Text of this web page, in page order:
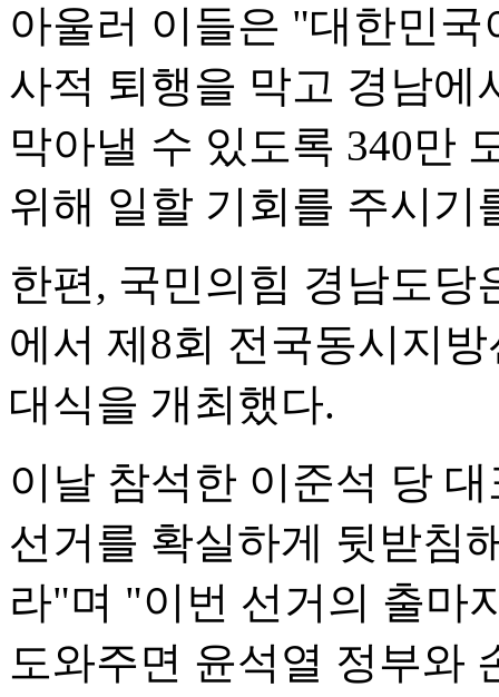
아울러 이들은 "대한민
사적 퇴행을 막고 경남에
막아낼 수 있도록 340만
위해 일할 기회를 주시기
한편, 국민의힘 경남도당
에서 제8회 전국동시지
대식을 개최했다.
이날 참석한 이준석 당
선거를 확실하게 뒷받침
라"며 "이번 선거의 출마
도와주면 윤석열 정부와